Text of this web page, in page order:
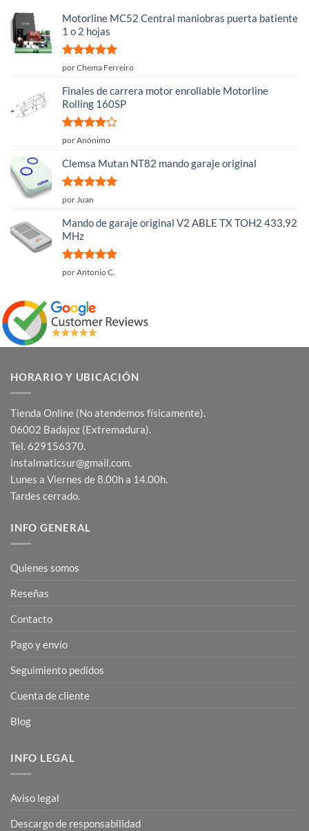
Motorline MC52 Central maniobras puerta batiente
1 o 2 hojas
Valorado
por Chema Ferreiro
Finales de carrera motor enrollable Motorline
Rolling 160SP
Valorado
5
por Anónimo
Clemsa Mutan NT82 mando garaje original
Valorado
por Juan
Mando de garaje original V2 ABLE TX TOH2 433,92
MHz
Valorado
por Antonio C.
HORARIO Y UBICACIÓN
Tienda Online (No atendemos físicamente).
06002 Badajoz (Extremadura).
Tel. 629156370.
instalmaticsur@gmail.com.
Lunes a Viernes de 8.00h a 14.00h.
Tardes cerrado.
INFO GENERAL
Quienes somos
Reseñas
Contacto
Pago y envío
Seguimiento pedidos
Cuenta de cliente
Blog
INFO LEGAL
Aviso legal
Descargo de responsabilidad